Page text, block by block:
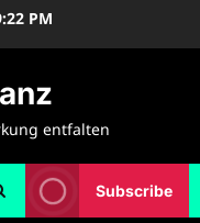
PM
entfalten
Subscribe